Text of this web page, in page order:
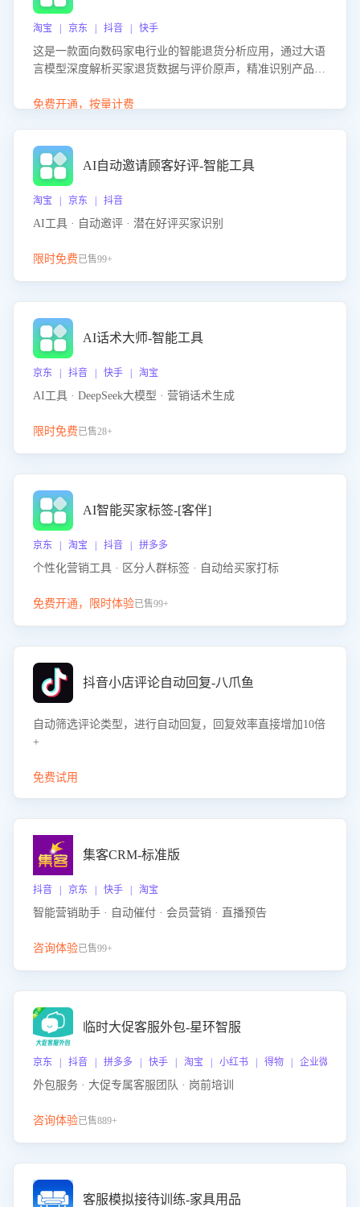
淘宝 | 京东 | 抖音 | 快手
这是一款面向数码家电行业的智能退货分析应用，通过大语
言模型深度解析买家退货数据与评价原声，精准识别产品质
改进建议，通过挖掘用户痛点驱动产品迭代，从根本上降低
免费开通，按量计费
AI自动邀请顾客好评-智能工具
淘宝 | 京东 | 抖音
AI工具 · 自动邀评 · 潜在好评买家识别
限时免费已售99+
AI话术大师-智能工具
京东 | 抖音 | 快手 | 淘宝
AI工具 · DeepSeek大模型 · 营销话术生成
限时免费已售28+
AI智能买家标签-[客伴]
京东 | 淘宝 | 抖音 | 拼多多
个性化营销工具 · 区分人群标签 · 自动给买家打标
免费开通，限时体验已售99+
抖音小店评论自动回复-八爪鱼
自动筛选评论类型，进行自动回复，回复效率直接增加10倍
+
免费试用
集客CRM-标准版
抖音 | 京东 | 快手 | 淘宝
智能营销助手 · 自动催付 · 会员营销 · 直播预告
咨询体验已售99+
临时大促客服外包-星环智服
京东 | 抖音 | 拼多多 | 快手 | 淘宝 | 小红书 | 得物 | 企业微信
外包服务 · 大促专属客服团队 · 岗前培训
咨询体验已售889+
客服模拟接待训练-家具用品